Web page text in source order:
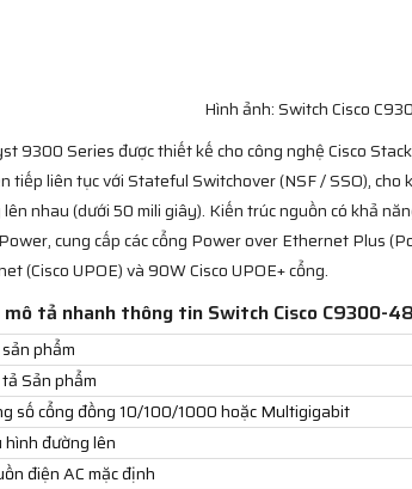
Hình ảnh: Switch Cisco
9300 Series được thiết kế cho công nghệ Cisco
tiếp liên tục với Stateful Switchover (NSF / SSO),
nhau (dưới 50 mili giây). Kiến trúc nguồn có khả
cung cấp các cổng Power over Ethernet Plus
(Cisco UPOE) và 90W Cisco UPOE+ cổng.
mô tả nhanh thông tin Switch Cisco C9300-
phẩm
Sản phẩm
số cổng đồng 10/100/1000 hoặc Multigigabit
hình đường lên
điện AC mặc định